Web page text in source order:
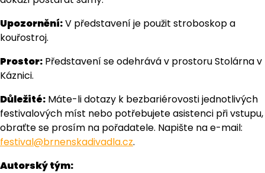
Upozornění:V představení je použit stroboskop a
kouřostroj.
Prostor: Představení se odehrává v prostoru Stolárna v
Káznici.
Důležité: Máte-li dotazy k bezbariérovosti jednotlivých
festivalových míst nebo potřebujete asistenci při vstupu,
obraťte se prosím na pořadatele. Napište na e-mail:
festival@brnenskadivadla.cz.
Autorský tým: